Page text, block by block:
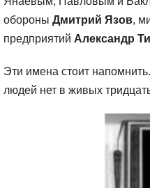
обороны Дмитрий Язов,
предприятий Александр
Эти имена стоит
людей нет в живых